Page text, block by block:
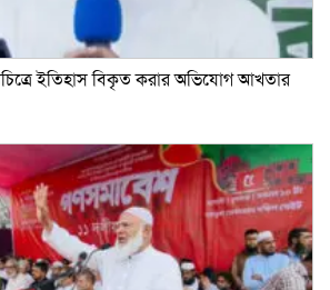
ইতিহাস বিকৃত করার অভিযোগ আখতার